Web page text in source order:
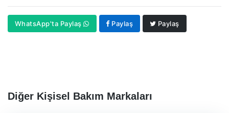
WhatsApp'ta Paylaş Paylaş Paylaş
Diğer Kişisel Bakım Markaları